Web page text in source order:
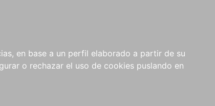
en base a un perfil elaborado a partir de su
o rechazar el uso de cookies puslando en